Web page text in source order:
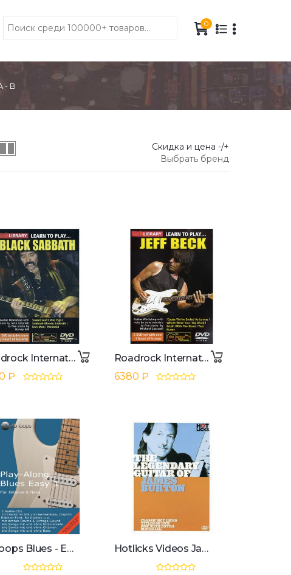
0
- B
Скидка и цена -/+
Выбрать бренд
Roadrock International Lick library - Black Sabbath Learn to play (Guitar), DVD
₽
Roadrock International Lick Library: Learn to Play Jeff Beck DVD
6380 ₽
db loops Blues - Easy 1 Gitarre Playalong Hotlicks Videos James Burton - Legendary Guitar, Hot Licks, DVD